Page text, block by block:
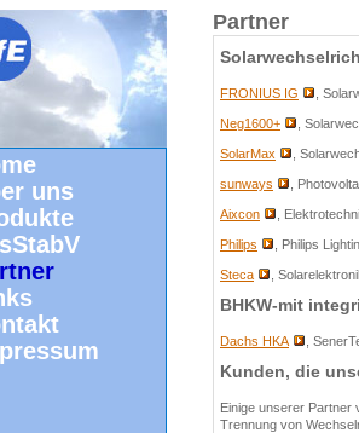
uns
Partner
FRONIUS IG ,
Neg1600+ ,
SolarMax ,
sunways ,
Aixcon ,
Philips , Philips
Steca ,
BHKW-mit
Dachs HKA ,
Kunden, die
Einige unserer Partner
Trennung von